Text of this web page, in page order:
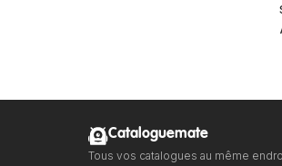
Cataloguemate
Tous vos catalogues au même